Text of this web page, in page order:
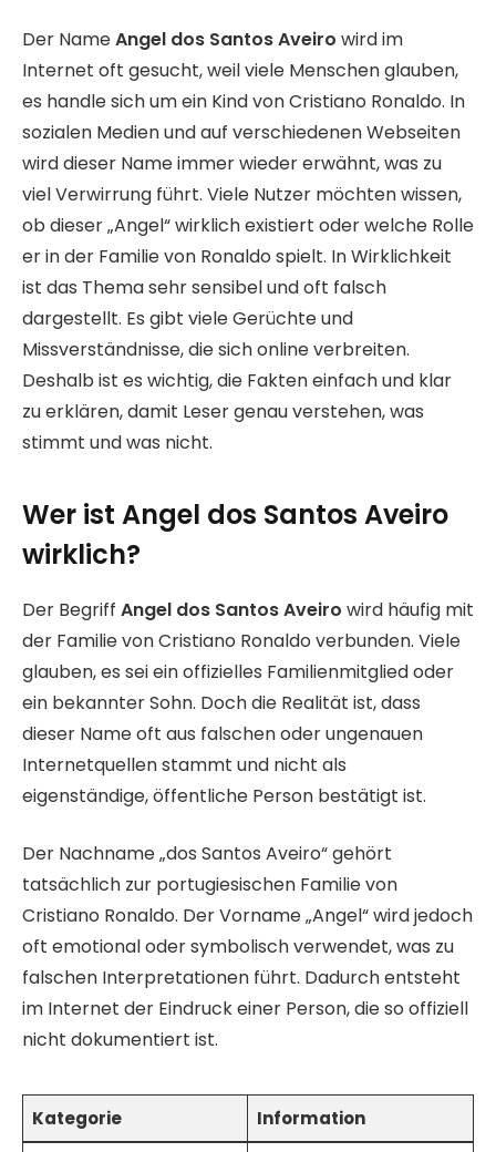
Der NameAngel dos Santos Aveiro wird im
Internet oft gesucht, weil viele Menschen glauben,
es handle sich um ein Kind von Cristiano Ronaldo. In
sozialen Medien und auf verschiedenen Webseiten
wird dieser Name immer wieder erwähnt, was zu
viel Verwirrung führt. Viele Nutzer möchten wissen,
ob dieser „Angel“ wirklich existiert oder welche Rolle
er in der Familie von Ronaldo spielt. In Wirklichkeit
ist das Thema sehr sensibel und oft falsch
dargestellt. Es gibt viele Gerüchte und
Missverständnisse, die sich online verbreiten.
Deshalb ist es wichtig, die Fakten einfach und klar
zu erklären, damit Leser genau verstehen, was
stimmt und was nicht.
Wer ist Angel dos Santos Aveiro
wirklich?
Der Begriff Angel dos Santos Aveiro wird häufig mit
der Familie von Cristiano Ronaldo verbunden. Viele
glauben, es sei ein offizielles Familienmitglied oder
ein bekannter Sohn. Doch die Realität ist, dass
dieser Name oft aus falschen oder ungenauen
Internetquellen stammt und nicht als
eigenständige, öffentliche Person bestätigt ist.
Der Nachname „dos Santos Aveiro“ gehört
tatsächlich zur portugiesischen Familie von
Cristiano Ronaldo. Der Vorname „Angel“ wird jedoch
oft emotional oder symbolisch verwendet, was zu
falschen Interpretationen führt. Dadurch entsteht
im Internet der Eindruck einer Person, die so offiziell
nicht dokumentiert ist.
Kategorie Information